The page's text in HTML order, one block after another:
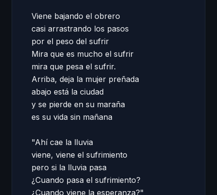
Viene bajando el obrero
casi arrastrando los pasos
por el peso del sufrir
Mira que es mucho el sufrir
mira que pesa el sufrir.
Arriba, deja la mujer preñada
abajo está la ciudad
y se pierde en su maraña
es su vida sin mañana
"Ahí cae la lluvia
viene, viene el sufrimiento
pero si la lluvia pasa
¿Cuando pasa el sufrimiento?
¿Cuando viene la esperanza?"